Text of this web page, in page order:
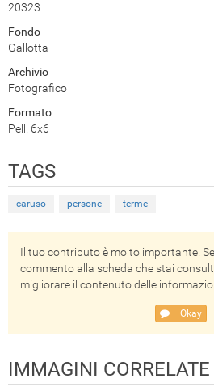
20323
Fondo
Gallotta
Archivio
Fotografico
Formato
Pell. 6x6
TAGS
caruso persone terme
Il tuo contributo è molto importante!
commento alla scheda che stai
migliorare il contenuto delle
Okay
IMMAGINI CORRELATE